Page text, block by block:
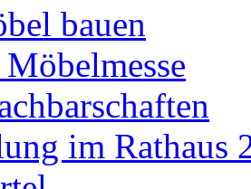
bauen
im Rathaus